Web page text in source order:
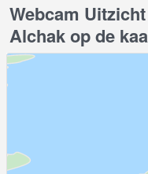
Webcam
Alchak op de